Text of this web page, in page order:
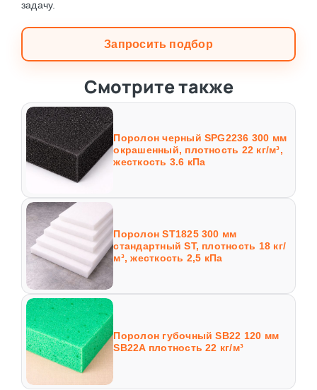
задачу.
Запросить подбор
Смотрите также
Поролон черный SPG2236 300 мм
окрашенный, плотность 22 кг/м³,
жесткость 3.6 кПа
Поролон ST1825 300 мм
стандартный ST, плотность 18 кг/
м³, жесткость 2,5 кПа
Поролон губочный SB22 120 мм
SB22A плотность 22 кг/м³